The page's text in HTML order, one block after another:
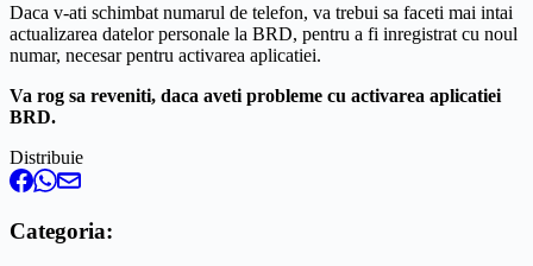
Daca v-ati schimbat numarul de telefon, va trebui sa faceti mai intai
actualizarea datelor personale la BRD, pentru a fi inregistrat cu noul
numar, necesar pentru activarea aplicatiei.
Va rog sa reveniti, daca aveti probleme cu activarea aplicatiei
BRD.
Distribuie
Categoria: